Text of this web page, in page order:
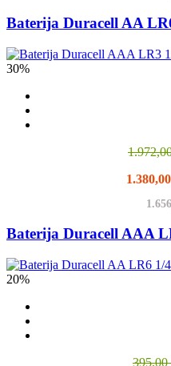
Baterija Duracell AA
30%
Baterija Duracell AAA
20%